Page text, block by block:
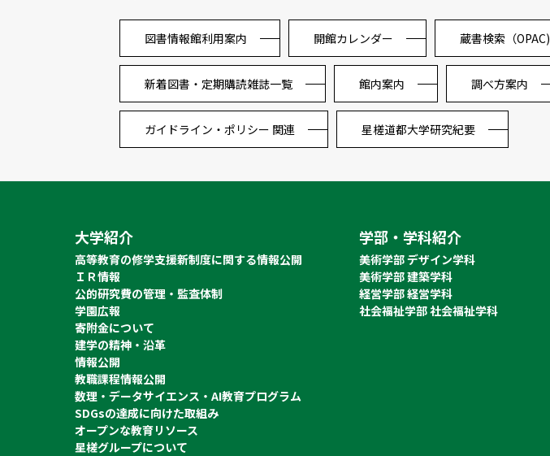
図書情報館利用案内 開館カレンダー 蔵書検索（OPAC)
新着図書・定期購読雑誌一覧 館内案内 調べ方案内
ガイドライン・ポリシー 関連 星槎道都大学研究紀要
大学紹介
高等教育の修学支援新制度に関する情報公開
ＩＲ情報
公的研究費の管理・監査体制
学園広報
寄附金について
建学の精神・沿革
情報公開
教職課程情報公開
数理・データサイエンス・AI教育プログラム
SDGsの達成に向けた取組み
オープンな教育リソース
星槎グループについて
学部・学科紹介
美術学部 デザイン学科
美術学部 建築学科
経営学部 経営学科
社会福祉学部 社会福祉学科